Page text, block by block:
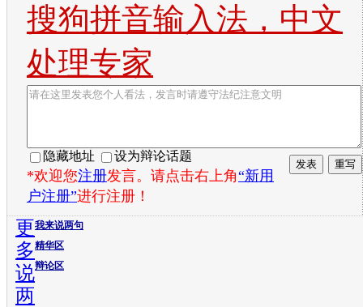
搜狗拼音输入法，中文
处理专家
隐藏地址 设为辩论话题
*欢迎您注册发言。请点击右上角“新用
户注册”进行注册！
我来说两句
精华区
辩论区
更
多
说
两